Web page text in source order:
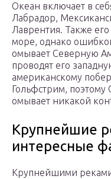
Океан включает в
Лабрадор,
Лаврентия. Также его
море, однако
омывает Северную
проводят его
американскому
Гольфстрим, поэтому
омывает никакой
Крупнейшие
интересные
Крупнейшими